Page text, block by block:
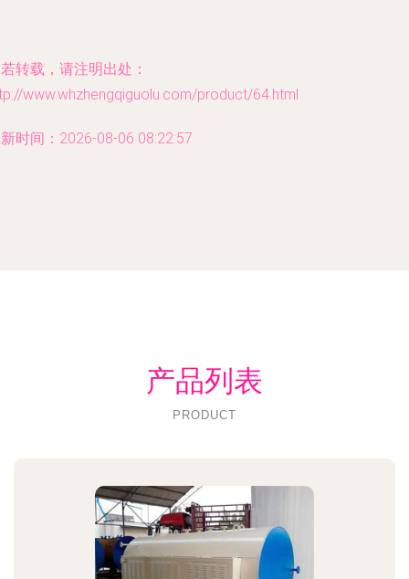
转载，请注明出处：
www.whzhengqiguolu.com/product/64.html
时间：2026-08-06 08:22:57
产品列表
PRODUCT